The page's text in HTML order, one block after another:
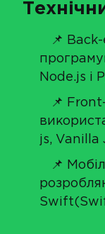
📌
Node.js і
📌
js, Vanilla
📌